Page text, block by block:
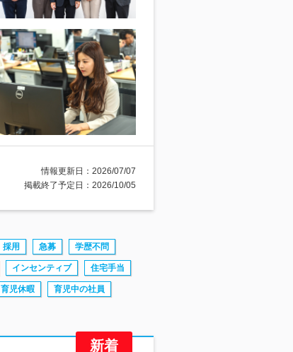
情報更新日：2026/07/07
掲載終了予定日：2026/10/05
採用 急募 学歴不問
インセンティブ 住宅手当
育児休暇 育児中の社員